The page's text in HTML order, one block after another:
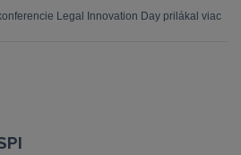
Legal Innovation Day prilákal viac